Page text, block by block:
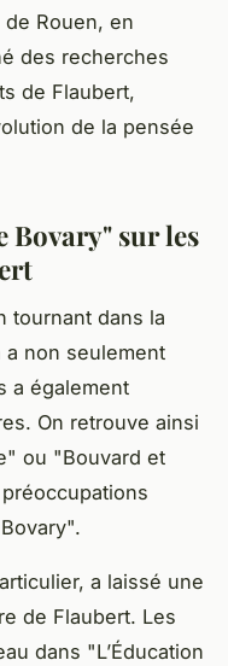
de Rouen, en
des recherches
de Flaubert,
de la pensée
Bovary" sur les
tournant dans la
a non seulement
a également
On retrouve ainsi
ou "Bouvard et
a laissé une
de Flaubert. Les
dans "L’Éducation